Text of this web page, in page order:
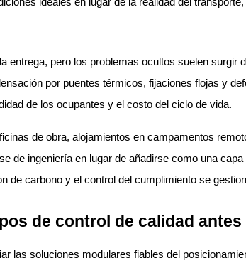
entrega, pero los problemas ocultos suelen
por puentes térmicos, fijaciones flojas y
de los ocupantes y el costo del ciclo de vida.
de obra, alojamientos en campamentos
de ingeniería en lugar de añadirse como una
de carbono y el control del cumplimiento se
de control de calidad
las soluciones modulares fiables del